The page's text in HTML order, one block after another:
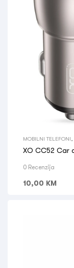
MOBILNI TELEFONI
0 Recenzija
10,00 KM